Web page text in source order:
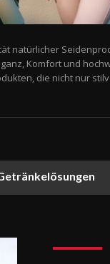
natürlicher
Komfort und
die nicht nur